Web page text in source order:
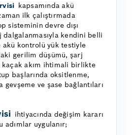
kapsamında akü
ilk çalıştırmada
sisteminin devre dışı
dalgalanmasıyla kendini belli
kontrolü yük testiyle
gerilim düşümü, şarj
kaçak akım ihtimali birlikte
başlarında oksitlenme,
gevşeme ve şase bağlantıları
ihtiyacında değişim kararı
adımlar uygulanır;